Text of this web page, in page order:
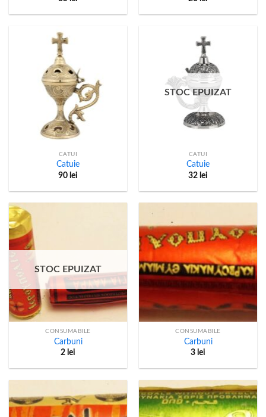
CATUI
Catuie
90 lei
STOC EPUIZAT
CATUI
Catuie
32 lei
STOC EPUIZAT
CONSUMABILE
Carbuni
2 lei
CONSUMABILE
Carbuni
3 lei